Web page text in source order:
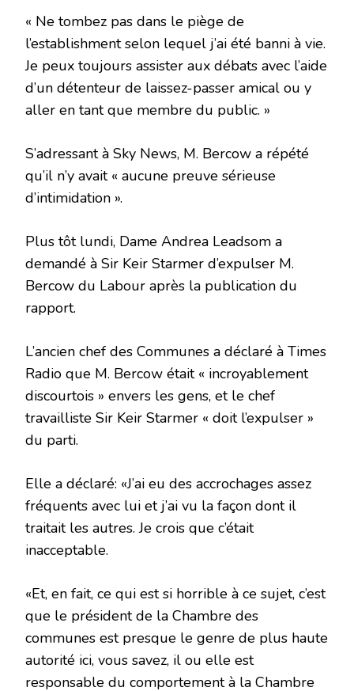
« Ne tombez pas dans le piège de
l’establishment selon lequel j’ai été banni à vie.
Je peux toujours assister aux débats avec l’aide
d’un détenteur de laissez-passer amical ou y
aller en tant que membre du public. »
S’adressant à Sky News, M. Bercow a répété
qu’il n’y avait « aucune preuve sérieuse
d’intimidation ».
Plus tôt lundi, Dame Andrea Leadsom a
demandé à Sir Keir Starmer d’expulser M.
Bercow du Labour après la publication du
rapport.
L’ancien chef des Communes a déclaré à Times
Radio que M. Bercow était « incroyablement
discourtois » envers les gens, et le chef
travailliste Sir Keir Starmer « doit l’expulser »
du parti.
Elle a déclaré: «J’ai eu des accrochages assez
fréquents avec lui et j’ai vu la façon dont il
traitait les autres. Je crois que c’était
inacceptable.
«Et, en fait, ce qui est si horrible à ce sujet, c’est
que le président de la Chambre des
communes est presque le genre de plus haute
autorité ici, vous savez, il ou elle est
responsable du comportement à la Chambre